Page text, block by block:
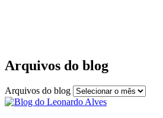
Arquivos do blog
Arquivos do blog